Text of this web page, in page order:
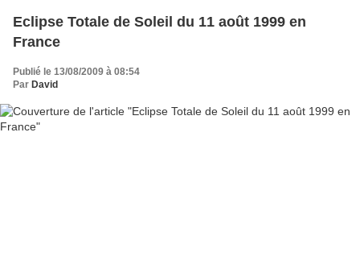
Eclipse Totale de Soleil du 11 août 1999 en
France
Publié le 13/08/2009 à 08:54
Par David